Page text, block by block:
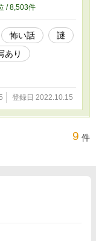
/ 8,503件
怖い話
謎
あり
登録日 2022.10.15
9 件